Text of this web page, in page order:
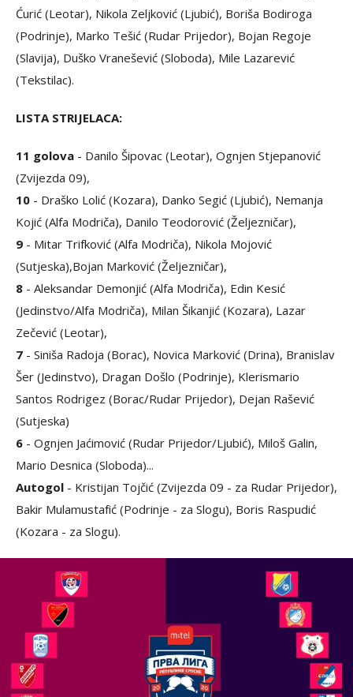
Ćurić (Leotar), Nikola Zeljković (Ljubić), Boriša Bodiroga
(Podrinje), Marko Tešić (Rudar Prijedor), Bojan Regoje
(Slavija), Duško Vranešević (Sloboda), Mile Lazarević
(Tekstilac).
LISTA STRIJELACA:
11 golova - Danilo Šipovac (Leotar), Ognjen Stjepanović
(Zvijezda 09),
10 - Draško Lolić (Kozara), Danko Segić (Ljubić), Nemanja
Kojić (Alfa Modriča), Danilo Teodorović (Željezničar),
9 - Mitar Trifković (Alfa Modriča), Nikola Mojović
(Sutjeska),Bojan Marković (Željezničar),
8 - Aleksandar Demonjić (Alfa Modriča), Edin Kesić
(Jedinstvo/Alfa Modriča), Milan Šikanjić (Kozara), Lazar
Zečević (Leotar),
7 - Siniša Radoja (Borac), Novica Marković (Drina), Branislav
Šer (Jedinstvo), Dragan Došlo (Podrinje), Klerismario
Santos Rodrigez (Borac/Rudar Prijedor), Dejan Rašević
(Sutjeska)
6 - Ognjen Jaćimović (Rudar Prijedor/Ljubić), Miloš Galin,
Mario Desnica (Sloboda)...
Autogol - Kristijan Tojčić (Zvijezda 09 - za Rudar Prijedor),
Bakir Mulamustafić (Podrinje - za Slogu), Boris Raspudić
(Kozara - za Slogu).